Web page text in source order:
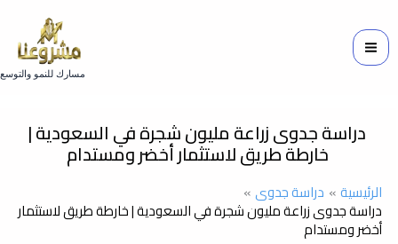
مسارك للنمو والتوسع
دراسة جدوى زراعة مليون شجرة في السعودية |
خارطة طريق لاستثمار أخضر ومستدام
الرئيسية دراسة جدوى
دراسة جدوى زراعة مليون شجرة في السعودية | خارطة طريق لاستثمار
أخضر ومستدام